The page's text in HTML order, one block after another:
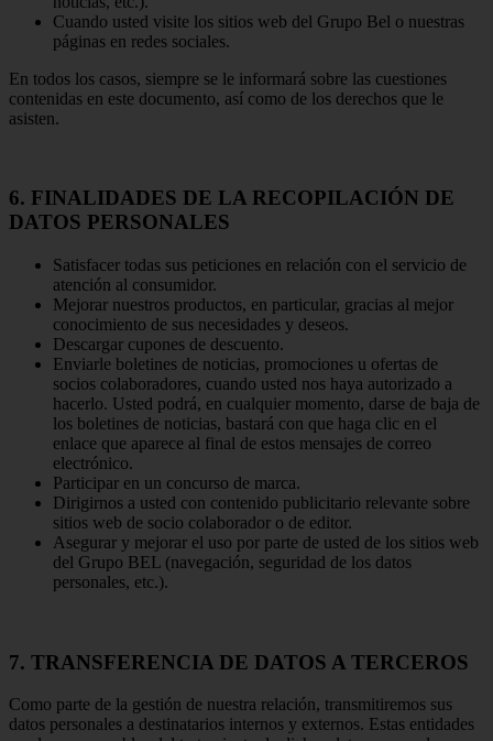
Cuando usted visite los sitios web del Grupo Bel o nuestras
páginas en redes sociales.
En todos los casos, siempre se le informará sobre las cuestiones
contenidas en este documento, así como de los derechos que le
asisten.
6. FINALIDADES DE LA RECOPILACIÓN DE
DATOS PERSONALES
Satisfacer todas sus peticiones en relación con el servicio de
atención al consumidor.
Mejorar nuestros productos, en particular, gracias al mejor
conocimiento de sus necesidades y deseos.
Descargar cupones de descuento.
Enviarle boletines de noticias, promociones u ofertas de
socios colaboradores, cuando usted nos haya autorizado a
hacerlo. Usted podrá, en cualquier momento, darse de baja de
los boletines de noticias, bastará con que haga clic en el
enlace que aparece al final de estos mensajes de correo
electrónico.
Participar en un concurso de marca.
Dirigirnos a usted con contenido publicitario relevante sobre
sitios web de socio colaborador o de editor.
Asegurar y mejorar el uso por parte de usted de los sitios web
del Grupo BEL (navegación, seguridad de los datos
personales, etc.).
7. TRANSFERENCIA DE DATOS A TERCEROS
Como parte de la gestión de nuestra relación, transmitiremos sus
datos personales a destinatarios internos y externos. Estas entidades